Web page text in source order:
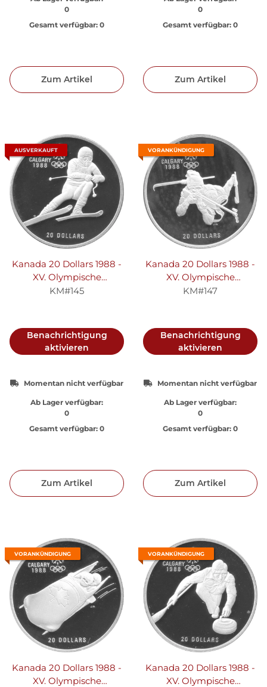
0
Gesamt verfügbar: 0
Zum Artikel
0
Gesamt verfügbar: 0
Zum Artikel
AUSVERKAUFT
Kanada 20 Dollars 1988 -
XV. Olympische
Winterspiele 1988 in
KM#145
Benachrichtigung
aktivieren
Momentan nicht verfügbar
Ab Lager verfügbar:
0
Gesamt verfügbar: 0
Zum Artikel
VORANKÜNDIGUNG
Kanada 20 Dollars 1988 -
XV. Olympische
Winterspiele 1988 in
KM#147
Benachrichtigung
aktivieren
Momentan nicht verfügbar
Ab Lager verfügbar:
0
Gesamt verfügbar: 0
Zum Artikel
VORANKÜNDIGUNG
Kanada 20 Dollars 1988 -
XV. Olympische
VORANKÜNDIGUNG
Kanada 20 Dollars 1988 -
XV. Olympische